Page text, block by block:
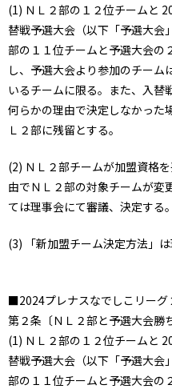
(1) ＮＬ２部の１２位チームと
替戦予選大会（以下「予選大会
部の１１位チームと予選大会の
し、予選大会より参加のチーム
いるチームに限る。また、入替
何らかの理由で決定しなかった
Ｌ２部に残留とする。
(2) ＮＬ２部チームが加盟資格
由でＮＬ２部の対象チームが変
ては理事会にて審議、決定する。
(3) 「新加盟チーム決定方法」は
■2024プレナスなでしこリーグ
第２条〔ＮＬ２部と予選大会勝
(1) ＮＬ２部の１２位チームと
替戦予選大会（以下「予選大会
部の１１位チームと予選大会の